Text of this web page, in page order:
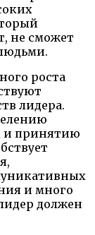
не сможет
роста
лидера.
и принятию
и много
должен